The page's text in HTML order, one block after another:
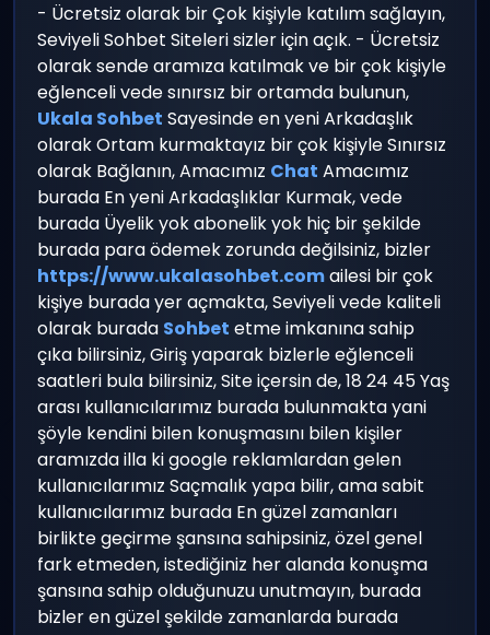
- Ücretsiz olarak bir Çok kişiyle katılım sağlayın,
Seviyeli Sohbet Siteleri sizler için açık. - Ücretsiz
olarak sende aramıza katılmak ve bir çok kişiyle
eğlenceli vede sınırsız bir ortamda bulunun,
Ukala Sohbet Sayesinde en yeni Arkadaşlık
olarak Ortam kurmaktayız bir çok kişiyle Sınırsız
olarak Bağlanın, Amacımız Chat Amacımız
burada En yeni Arkadaşlıklar Kurmak, vede
burada Üyelik yok abonelik yok hiç bir şekilde
burada para ödemek zorunda değilsiniz, bizler
https://www.ukalasohbet.comailesi bir çok
kişiye burada yer açmakta, Seviyeli vede kaliteli
olarak burada Sohbet etme imkanına sahip
çıka bilirsiniz, Giriş yaparak bizlerle eğlenceli
saatleri bula bilirsiniz, Site içersin de, 18 24 45 Yaş
arası kullanıcılarımız burada bulunmakta yani
şöyle kendini bilen konuşmasını bilen kişiler
aramızda illa ki google reklamlardan gelen
kullanıcılarımız Saçmalık yapa bilir, ama sabit
kullanıcılarımız burada En güzel zamanları
birlikte geçirme şansına sahipsiniz, özel genel
fark etmeden, istediğiniz her alanda konuşma
şansına sahip olduğunuzu unutmayın, burada
bizler en güzel şekilde zamanlarda burada